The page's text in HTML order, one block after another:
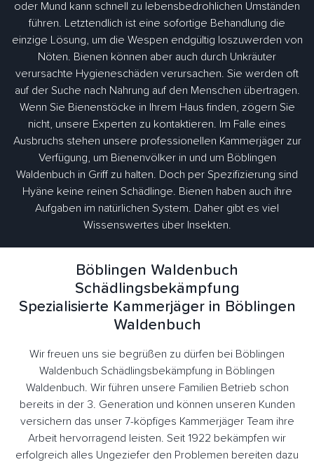
oder Mund kann schnell zu lebensbedrohlichen Umständen
führen. Letztendlich ist eine sofortige Behandlung die
einzige Lösung, um die Wespen endgültig loszuwerden von
Nöten. Bienen können aber auch durch Unkräuter
verursachte Hygieneschäden verursachen. Sie werden oft
auf der Suche nach Nahrung auf den Menschen übertragen.
Wenn Sie Bienenstöcke in Ihrem Haus finden, zögern Sie
nicht, unsere Experten zu kontaktieren. Im Falle eines
Ausbruchs stehen unsere professionellen Kammerjäger zur
Verfügung, um Bienenvölker in und um Böblingen
Waldenbuch in Griff zu halten. Doch per Spezifizierung sind
Hyäne keine reinen Schädlinge. Bienen haben auch ihre
Aufgaben im natürlichen System. Daher gibt es viel
Wissenswertes über Insekten.
Böblingen Waldenbuch
Schädlingsbekämpfung
Spezialisierte Kammerjäger in Böblingen
Waldenbuch
Wir freuen uns sie begrüßen zu dürfen bei Böblingen
Waldenbuch Schädlingsbekämpfung in Böblingen
Waldenbuch. Wir führen unsere Familien Betrieb schon
bereits in der 3. Generation und können unseren Kunden
versichern das unser 7-köpfiges Kammerjäger Team ihre
Arbeit hervorragend leisten. Seit 1922 bekämpfen wir
erfolgreich alles Ungeziefer den Problemen bereiten dazu